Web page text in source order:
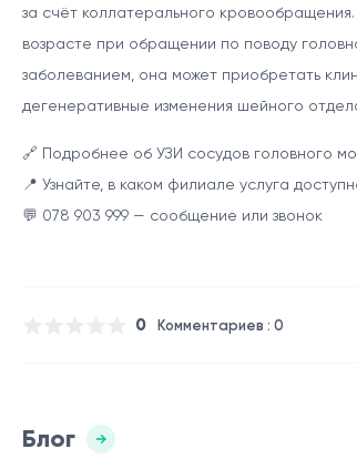
за счёт коллатерального
возрасте при обращении по поводу
заболеванием, она может приобретать
дегенеративные изменения шейного
🔗 Подробнее об УЗИ сосудов головного
📍 Узнайте, в каком филиале услуга
💬 078 903 999 — сообщение или звонок
0 Комментариев : 0
Блог